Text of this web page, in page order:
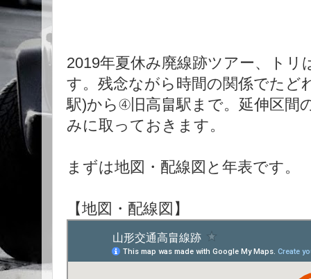
2019年夏休み廃線跡ツアー、トリ
す。残念ながら時間の関係でたど
駅)から④旧高畠駅まで。延伸区間
みに取っておきます。
まずは地図・配線図と年表です。
【地図・配線図】